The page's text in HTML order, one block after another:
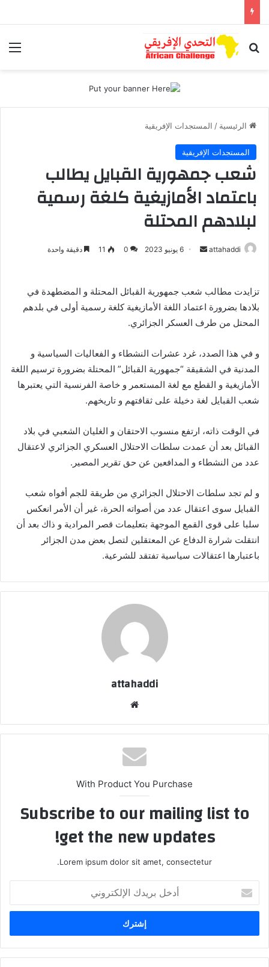
بحث عن
الرئيسية / المستجدات الإفريقية
المستجدات الإفريقية
شعب جمهورية القبايل يطالب
باعتماد الأمازيغية كلغة رسمية
لبلادهم المحتلة
attahaddi
أرسل 6 يونيو 2023 0
11 دقيقة واحدة
تزايدت مطالب شعب جمهورية القبائل المحتلة و المضطهدة في
بلادها بضرورة اعتماد اللغة الأمازيغية كلغة رسمية أولى في بلدهم
المحتل من طرف العسكر الجزائري.
و في هذا الصدد، غرد عشرات النشطاء و الفعاليات السياسية و
المدنية في الشقيقة “جمهورية القبائل” المحتلة بضرورة ترسيم اللغة
الأمازيغية و القطع مع لغة المستعمر و خاصة الفرنسية التي يعتبرها
شعب القبايل لغة دخيلة على ثقافتهم و تاريخهم.
في الوقت ذاته، ارتفع منسوب الاحتقان و الغليان الشعبي في بلاد
القبائل بعد أن عمدت سلطات الاحتلال العسكري الجزائري لاعتقال
عدد من النشطاء و المدافعين عن حق تقرير المصير.
و لم تجد سلطات الاحتلال الجزائري من طريقة للجم أفواه شعب
القبايل سوى اعتقال عدد من أصواته الحرة، غير أن الأمر انعكس
سلبا على قوى القمع الموجهة بتعليمات قصر المرادية و ذاك بعد أن
انتقلت شرارة الدفاع عن المعتقلين لتصل بعض مدن الجزائر
باعتبارها اعتقالات سياسية تفتقد للشرعية.
attahaddi
With Product You Purchase
Subscribe to our mailing list to
get the new updates!
Lorem ipsum dolor sit amet, consectetur.
بريدك
الإلكتروني